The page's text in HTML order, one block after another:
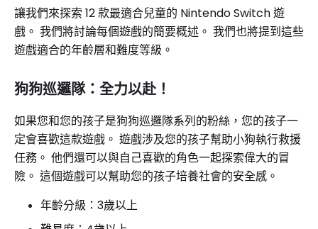
讓我們來探索 12 款最適合兒童的 Nintendo Switch 遊
戲。 我們將討論每個遊戲的簡要概述。 我們也將提到這些
遊戲適合的年齡層和難度等級。
狗狗巡邏隊：全力以赴！
如果您和您的孩子是狗狗巡邏隊系列的粉絲，您的孩子一
定會喜歡這款遊戲。 遊戲涉及您的孩子幫助小狗執行救援
任務。 他們還可以與自己喜歡的角色一起探索偉大的冒
險。 這個遊戲可以幫助您的孩子培養社會的安全感。
年齡分級：3歲以上